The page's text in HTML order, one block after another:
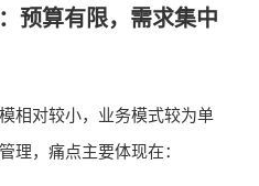
预算有限，需求集中
相对较小，业务模式较为单
理，痛点主要体现在：